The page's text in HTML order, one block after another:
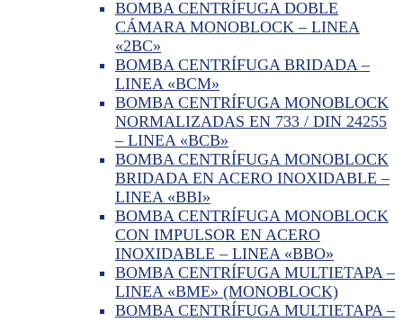
BOMBA CENTRÍFUGA DOBLE
CÁMARA MONOBLOCK – LINEA
«2BC»
BOMBA CENTRÍFUGA BRIDADA –
LINEA «BCM»
BOMBA CENTRÍFUGA MONOBLOCK
NORMALIZADAS EN 733 / DIN 24255
– LINEA «BCB»
BOMBA CENTRÍFUGA MONOBLOCK
BRIDADA EN ACERO INOXIDABLE –
LINEA «BBI»
BOMBA CENTRÍFUGA MONOBLOCK
CON IMPULSOR EN ACERO
INOXIDABLE – LINEA «BBO»
BOMBA CENTRÍFUGA MULTIETAPA –
LINEA «BME» (MONOBLOCK)
BOMBA CENTRÍFUGA MULTIETAPA –